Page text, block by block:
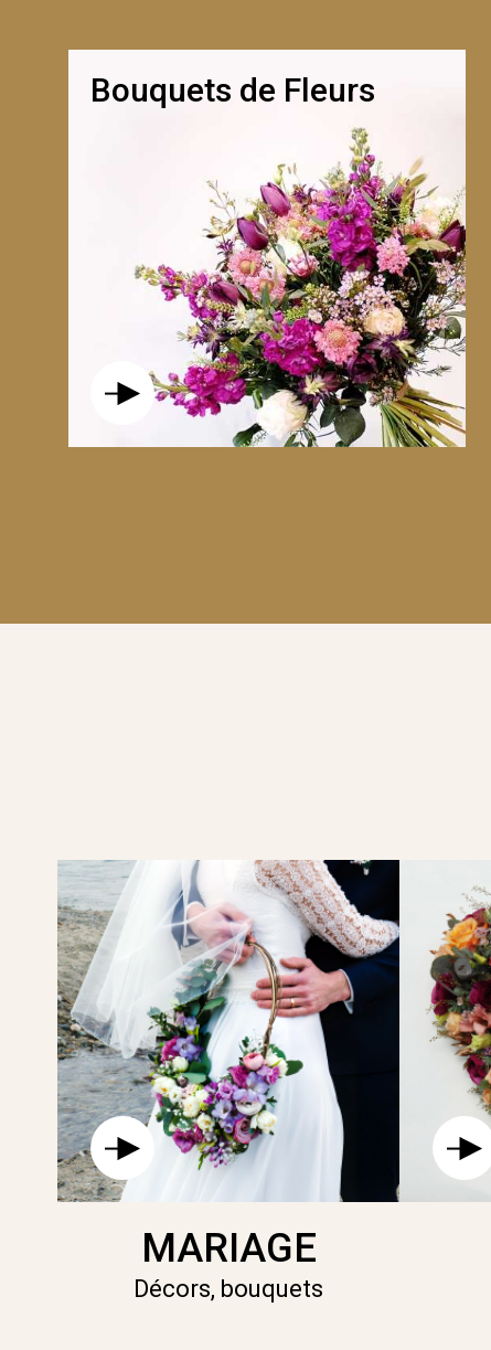
Bouquets de Fleurs
MARIAGE
Décors, bouquets
OFFREZ UNE EXPLOSION ÉPICÉE